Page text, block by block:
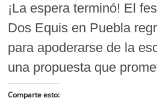
¡La espera terminó! El
Dos Equis en Puebla
para apoderarse de la
una propuesta que
Comparte esto: